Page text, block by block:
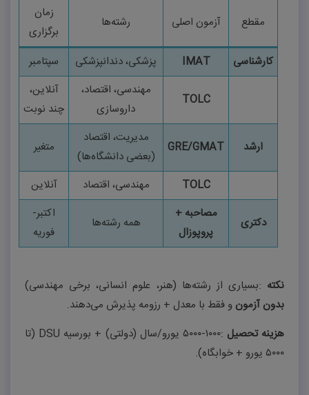
مقطع آزمون اصلی رشته‌ها
زمان
برگزاری
کارشناسی
IMAT پزشکی، دندانپزشکی سپتامبر
TOLC
مهندسی، اقتصاد،
داروسازی
آنلاین،
چند نوبت
ارشد GRE/GMAT
مدیریت، اقتصاد
(بعضی دانشگاه‌ها)
متغیر
TOLC مهندسی، اقتصاد آنلاین
دکتری
مصاحبه +
پروپوزال
همه رشته‌ها
اکتبر-
فوریه
نکته :بسیاری از رشته‌ها (هنر، علوم انسانی، برخی مهندسی)
بدون آزمون و فقط با معدل + رزومه پذیرش می‌دهند.
هزینه تحصیل :۱۰۰۰-۵۰۰۰ یورو/سال (دولتی) + بورسیه DSU (تا
۵۰۰۰ یورو + خوابگاه).